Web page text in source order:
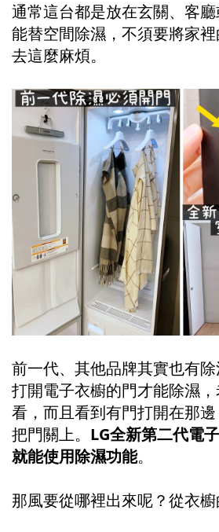
通常這台都是放在玄關、客
能替空間除濕，不須要將家
去這麼麻煩。
前一代、其他品牌其實也有
打開電子衣櫥的門才能除濕
看，而且看到有門打開在那
把門關上。 LG全新第二代電
就能使用除濕功能。
那風要從哪裡出來呢？從衣櫥